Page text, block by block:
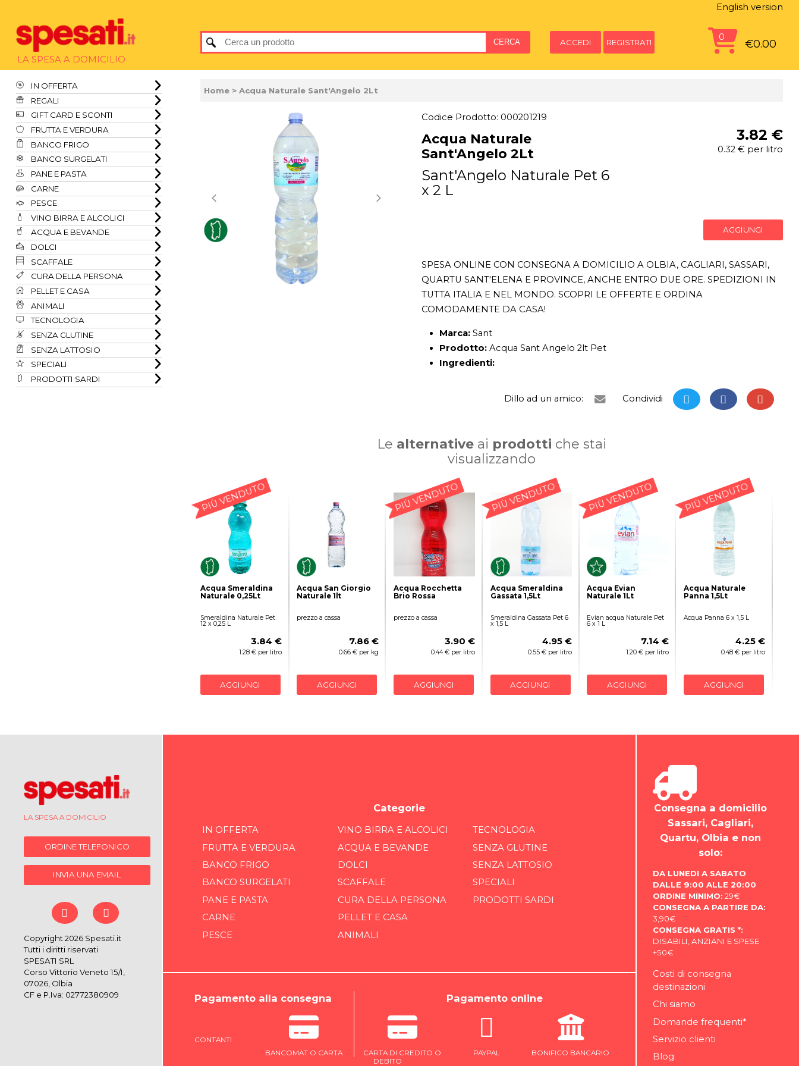
LA SPESA A DOMICILIO
English version
ACCEDI REGISTRATI
0
€0.00
IN OFFERTA
REGALI
GIFT CARD E SCONTI
FRUTTA E VERDURA
BANCO FRIGO
BANCO SURGELATI
PANE E PASTA
CARNE
PESCE
VINO BIRRA E ALCOLICI
ACQUA E BEVANDE
DOLCI
SCAFFALE
CURA DELLA PERSONA
PELLET E CASA
ANIMALI
TECNOLOGIA
SENZA GLUTINE
SENZA LATTOSIO
SPECIALI
PRODOTTI SARDI
Home > Acqua Naturale Sant'Angelo 2Lt
Codice Prodotto: 000201219
Acqua Naturale
Sant'Angelo 2Lt
Sant'Angelo Naturale Pet 6
x 2 L
3.82 €
0.32 € per litro
AGGIUNGI
SPESA ONLINE CON CONSEGNA A DOMICILIO A OLBIA, CAGLIARI, SASSARI,
QUARTU SANT'ELENA E PROVINCE, ANCHE ENTRO DUE ORE. SPEDIZIONI IN
TUTTA ITALIA E NEL MONDO. SCOPRI LE OFFERTE E ORDINA
COMODAMENTE DA CASA!
Marca:Sant
Prodotto:Acqua Sant Angelo 2lt Pet
Ingredienti:
Dillo ad un amico: Condividi
Le alternativeai prodotti che stai
visualizzando
PIÙ VENDUTO
Acqua Smeraldina
Naturale 0,25Lt
Smeraldina Naturale Pet
12 x 0,25 L
3.84 €
1.28 € per litro
AGGIUNGI
Acqua San Giorgio
Naturale 1lt
prezzo a cassa
7.86 €
0.66 € per kg
AGGIUNGI
PIÙ VENDUTO
Acqua Rocchetta
Brio Rossa
prezzo a cassa
3.90 €
0.44 € per litro
AGGIUNGI
PIÙ VENDUTO
Acqua Smeraldina
Gassata 1,5Lt
Smeraldina Gassata Pet 6
x 1,5 L
4.95 €
0.55 € per litro
AGGIUNGI
PIÙ VENDUTO
Acqua Evian
Naturale 1Lt
Evian acqua Naturale Pet
6 x 1 L
7.14 €
1.20 € per litro
AGGIUNGI
PIÙ VENDUTO
Acqua Naturale
Panna 1,5Lt
Acqua Panna 6 x 1,5 L
4.25 €
0.48 € per litro
AGGIUNGI
LA SPESA A DOMICILIO
ORDINE TELEFONICO
INVIA UNA EMAIL
Copyright 2026 Spesati.it
Tutti i diritti riservati
SPESATI SRL
Corso Vittorio Veneto 15/I,
07026, Olbia
CF e P.Iva: 02772380909
Categorie
IN OFFERTA
FRUTTA E VERDURA
BANCO FRIGO
BANCO SURGELATI
PANE E PASTA
CARNE
PESCE
VINO BIRRA E ALCOLICI
ACQUA E BEVANDE
DOLCI
SCAFFALE
CURA DELLA PERSONA
PELLET E CASA
ANIMALI
TECNOLOGIA
SENZA GLUTINE
SENZA LATTOSIO
SPECIALI
PRODOTTI SARDI
Pagamento alla consegna
CONTANTI
BANCOMAT O CARTA
Pagamento online
CARTA DI CREDITO O
DEBITO
PAYPAL BONIFICO BANCARIO
Consegna a domicilio
Sassari, Cagliari,
Quartu, Olbia e non
solo:
DA LUNEDI A SABATO
DALLE 9:00 ALLE 20:00
ORDINE MINIMO: 29€
CONSEGNA A PARTIRE DA:
3,90€
CONSEGNA GRATIS *:
DISABILI, ANZIANI E SPESE
+50€
Costi di consegna
destinazioni
Chi siamo
Domande frequenti*
Servizio clienti
Blog